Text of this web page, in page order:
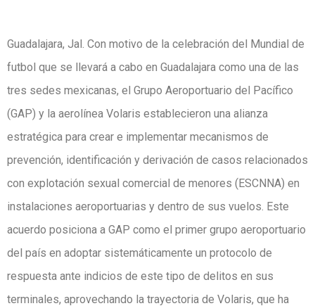
Guadalajara, Jal. Con motivo de la celebración del Mundial de
futbol que se llevará a cabo en Guadalajara como una de las
tres sedes mexicanas, el Grupo Aeroportuario del Pacífico
(GAP) y la aerolínea Volaris establecieron una alianza
estratégica para crear e implementar mecanismos de
prevención, identificación y derivación de casos relacionados
con explotación sexual comercial de menores (ESCNNA) en
instalaciones aeroportuarias y dentro de sus vuelos. Este
acuerdo posiciona a GAP como el primer grupo aeroportuario
del país en adoptar sistemáticamente un protocolo de
respuesta ante indicios de este tipo de delitos en sus
terminales, aprovechando la trayectoria de Volaris, que ha